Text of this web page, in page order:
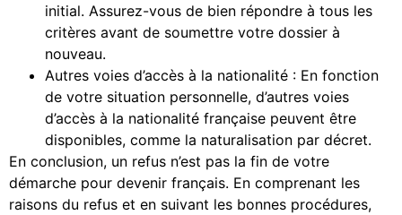
initial. Assurez-vous de bien répondre à tous les
critères avant de soumettre votre dossier à
nouveau.
Autres voies d’accès à la nationalité : En fonction
de votre situation personnelle, d’autres voies
d’accès à la nationalité française peuvent être
disponibles, comme la naturalisation par décret.
En conclusion, un refus n’est pas la fin de votre
démarche pour devenir français. En comprenant les
raisons du refus et en suivant les bonnes procédures,